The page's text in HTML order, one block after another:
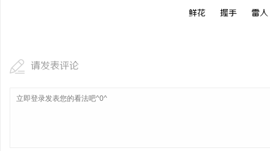
鲜花 握手 雷人
请发表评论